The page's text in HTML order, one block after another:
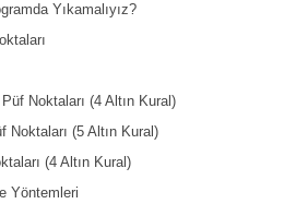
Yıkamalıyız?
Noktaları (4 Altın Kural)
Noktaları (5 Altın Kural)
(4 Altın Kural)
Yöntemleri